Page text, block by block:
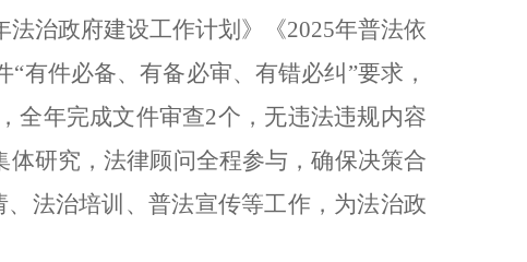
治政府建设工作计划》《2025年普法依
有件必备、有备必审、有错必纠”要求，
全年完成文件审查2个，无违法违规内容
研究，法律顾问全程参与，确保决策合
法治培训、普法宣传等工作，为法治政